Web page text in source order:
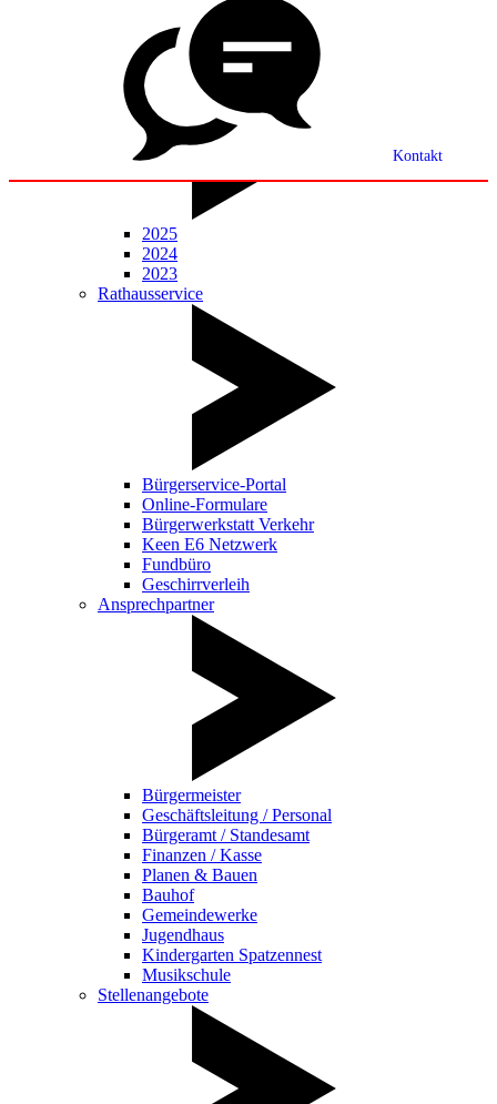
Kontakt
Statistik
Mitteilungsblatt
2025
2024
2023
Rathausservice
Bürgerservice-Portal
Online-Formulare
Bürgerwerkstatt Verkehr
Keen E6 Netzwerk
Fundbüro
Geschirrverleih
Ansprechpartner
Bürgermeister
Geschäftsleitung / Personal
Bürgeramt / Standesamt
Finanzen / Kasse
Planen & Bauen
Bauhof
Gemeindewerke
Jugendhaus
Kindergarten Spatzennest
Musikschule
Stellenangebote